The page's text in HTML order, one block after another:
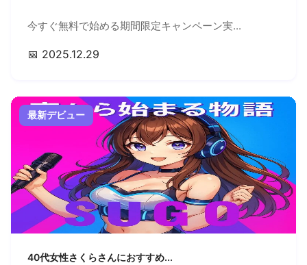
今すぐ無料で始める期間限定キャンペーン実...
📅 2025.12.29
最新デビュー
40代女性さくらさんにおすすめ...